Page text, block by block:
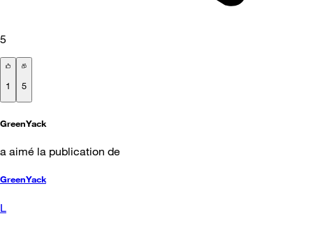
5
1 5
GreenYack
a aimé la publication de
GreenYack
L